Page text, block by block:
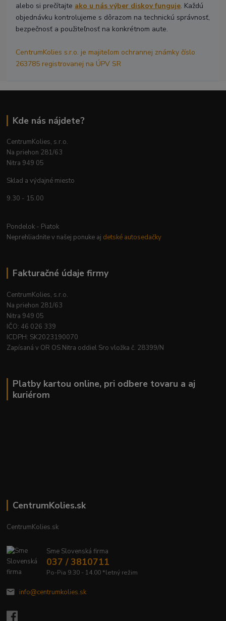
alebo si prečítajte ako u nás výber diskov funguje. Každú
objednávku kontrolujeme s dôrazom na technickú správnosť,
bezpečnosť a použiteľnosť na konkrétnom aute.
CentrumKolies s.r.o. je majiteľom ochrannej známky číslo
263785 registrovanej na ÚPV SR
Kde nás nájdete?
CentrumKolies, s.r.o.
Na priehon 281/63
Nitra 949 05
Sklad a výdajné miesto
9.30 - 15.00
Pondelok - Piatok
Neprehliadnite v našej ponuke aj detské autosedačky
Fakturačné údaje firmy
CentrumKolies, s.r.o.
Na priehon 281/63
Nitra 949 05
IČO: 46 026 339
ICDPH: SK2023190070
Zapísaná v OR OS Nitra oddiel Sro vložka č. 28399/N
Platby kartou online, pri odbere tovaru a aj
kuriérom
CentrumKolies.sk
CentrumKolies.sk
Sme Slovenská firma
037 / 3810711
Po-Pia 9.30 - 14.00 *letný režim
info@centrumkolies.sk